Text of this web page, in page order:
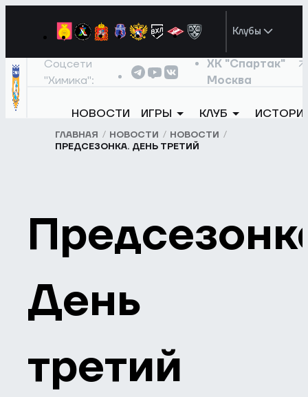
Клубы
Соцсети
"Химика":
ХК "Спартак"
Москва
НОВОСТИ ИГРЫ КЛУБ
ГЛАВНАЯ НОВОСТИ
НОВОСТИ
ПРЕДСЕЗОНКА. ДЕНЬ ТРЕТИЙ
День
третий